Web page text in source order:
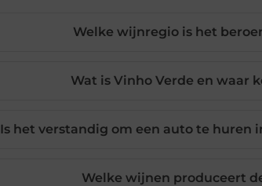
Welke wijnregio is het
Wat is Vinho Verde en waar
Is het verstandig om een auto te huren
Welke wijnen produceert